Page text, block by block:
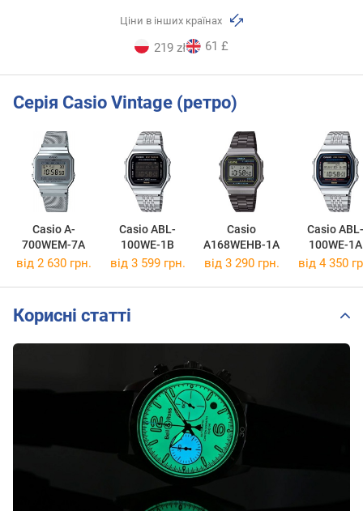
Ціни в інших країнах
219 zł 61 £
Серія Casio Vintage (ретро)
Casio A-
700WEM-7A
Casio ABL-
100WE-1B
Casio
A168WEHB-1A
Casio ABL-
100WE-1A
від 2 630 грн. від 3 599 грн. від 3 290 грн. від 4 350
Корисні статті